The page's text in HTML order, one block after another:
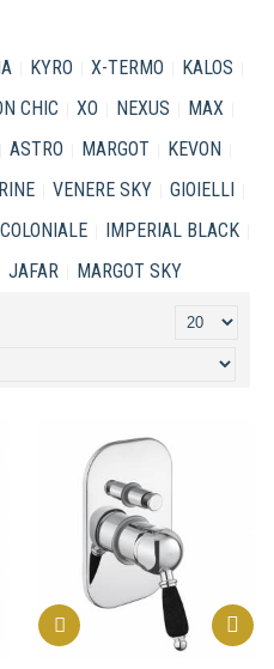
KYRO X-TERMO
KALOS
CHIC XO NEXUS
MAX
ASTRO MARGOT
KEVON
VENERE SKY
GIOIELLI
COLONIALE
IMPERIAL BLACK
JAFAR
MARGOT SKY